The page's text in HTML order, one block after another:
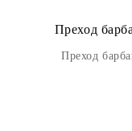
Преход
Преход